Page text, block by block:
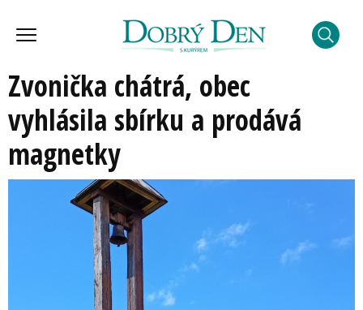
Zvonička chátrá, obec
vyhlásila sbírku a prodává
magnetky